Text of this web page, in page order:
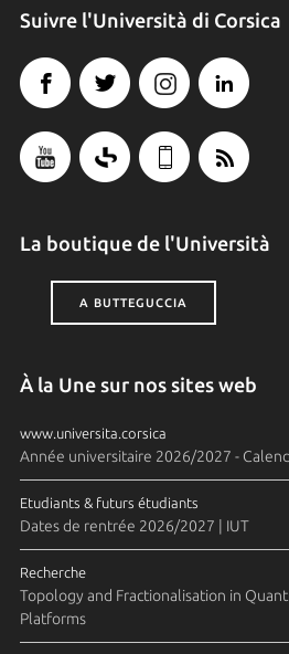
Suivre l'Università di Corsica
La boutique de l'Università
A BUTTEGUCCIA
À la Une sur nos sites web
www.universita.corsica
Année universitaire 2026/2027 -
Etudiants & futurs étudiants
Dates de rentrée 2026/2027 | IUT
Recherche
Topology and Fractionalisation in
Platforms